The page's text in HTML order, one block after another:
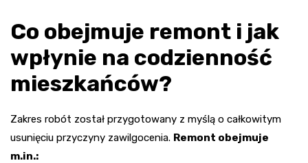
Co obejmuje remont i jak
wpłynie na codzienność
mieszkańców?
Zakres robót został przygotowany z myślą o całkowitym
usunięciu przyczyny zawilgocenia. Remont obejmuje
m.in.: